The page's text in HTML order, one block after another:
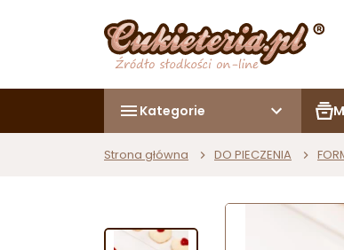
Kategorie
Strona główna DO PIECZENIA